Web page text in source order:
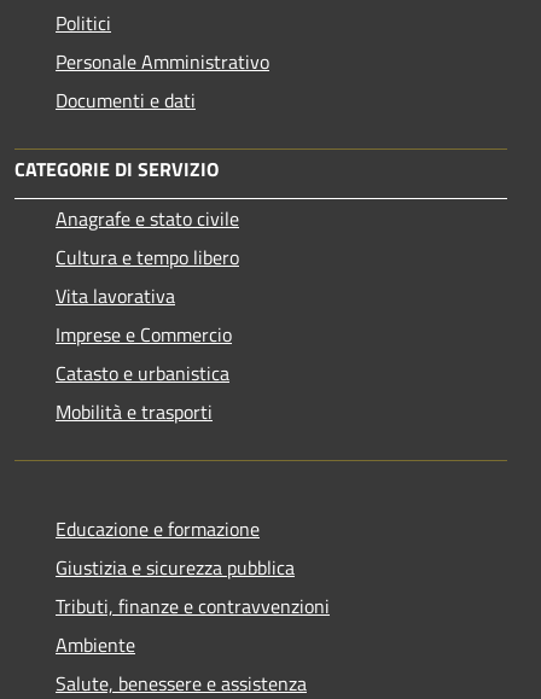
Politici
Personale Amministrativo
Documenti e dati
CATEGORIE DI SERVIZIO
Anagrafe e stato civile
Cultura e tempo libero
Vita lavorativa
Imprese e Commercio
Catasto e urbanistica
Mobilità e trasporti
Educazione e formazione
Giustizia e sicurezza pubblica
Tributi, finanze e contravvenzioni
Ambiente
Salute, benessere e assistenza